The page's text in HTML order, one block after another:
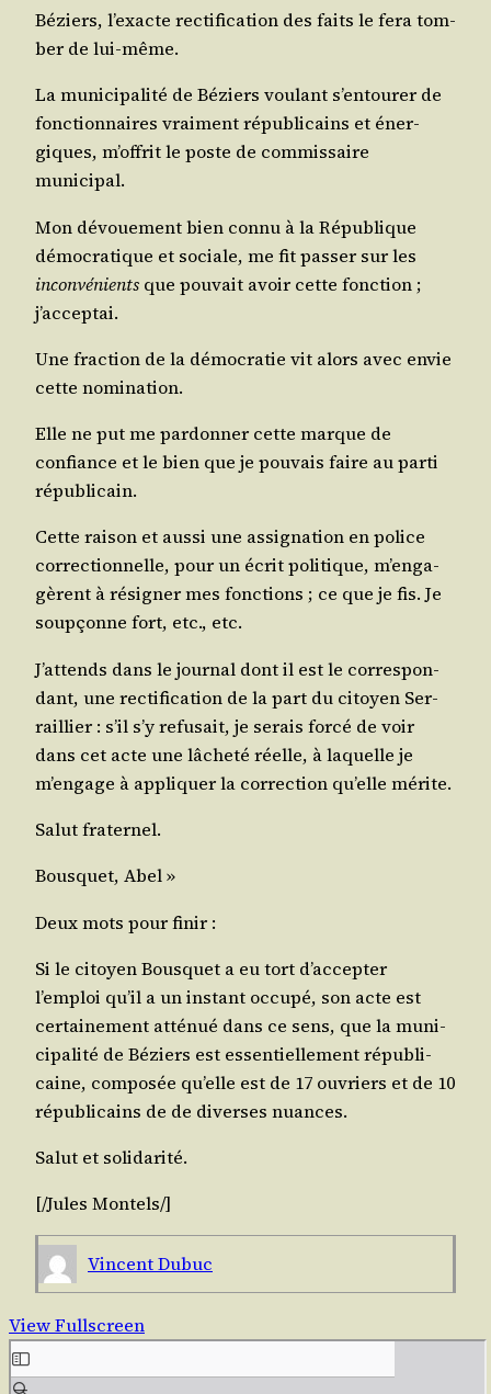
Béziers, l’exacte rec­ti­fi­ca­tion des faits le fera tom­
ber de lui-même.
La muni­ci­pa­li­té de Béziers vou­lant s’en­tou­rer de
fonc­tion­naires vrai­ment répu­bli­cains et éner­
giques, m’of­frit le poste de com­mis­saire
municipal.
Mon dévoue­ment bien connu à la Répu­blique
démo­cra­tique et sociale, me fit pas­ser sur les
incon­vé­nients que pou­vait avoir cette fonc­tion ;
j’acceptai.
Une frac­tion de la démo­cra­tie vit alors avec envie
cette nomination.
Elle ne put me par­don­ner cette marque de
confiance et le bien que je pou­vais faire au par­ti
républicain.
Cette rai­son et aus­si une assi­gna­tion en police
cor­rec­tion­nelle, pour un écrit poli­tique, m’en­ga­
gèrent à rési­gner mes fonc­tions ; ce que je fis. Je
soup­çonne fort, etc., etc.
J’at­tends dans le jour­nal dont il est le cor­res­pon­
dant, une rec­ti­fi­ca­tion de la part du citoyen Ser­
raillier : s’il s’y refu­sait, je serais for­cé de voir
dans cet acte une lâche­té réelle, à laquelle je
m’en­gage à appli­quer la cor­rec­tion qu’elle mérite.
Salut fra­ter­nel.
Bous­quet, Abel »
Deux mots pour finir :
Si le citoyen Bous­quet a eu tort d’ac­cep­ter
l’emploi qu’il a un ins­tant occu­pé, son acte est
cer­tai­ne­ment atté­nué dans ce sens, que la muni­
ci­pa­li­té de Béziers est essen­tiel­le­ment répu­bli­
caine, com­po­sée qu’elle est de 17 ouvriers et de 10
répu­bli­cains de de diverses nuances.
Salut et solidarité.
[/​Jules Mon­tels/​]
Vincent Dubuc
View Fullscreen